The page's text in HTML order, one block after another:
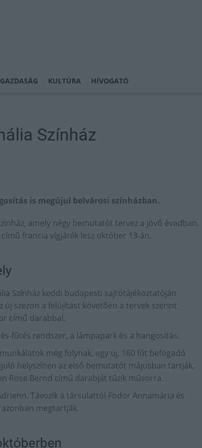
GAZDASÁG KULTÚRA HÍVOGATÓ
Színház
is megújul belvárosi színházban.
amely négy bemutatót tervez a jövő évadban.
francia vígjáték lesz október 13-án.
Színház keddi budapesti sajtótájékoztatóján
új szezon a felújítást követően a tervek szerint
című darabbal.
fűtés rendszer, a lámpapark és a hangosítás.
még folynak, egy új, 160 főt befogadó
helyszínen az első bemutatót májusban tartják,
Rose Bernd című darabját tűzik műsorra.
Távozik a társulattól Fodor Annamária és
azonban megtartják.